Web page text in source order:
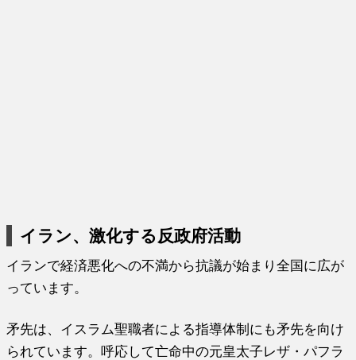
イラン、激化する反政府活動
イランで経済悪化への不満から抗議が始まり全国に広が
っています。
矛先は、イスラム聖職者による指導体制にも矛先を向け
られています。呼応して亡命中の元皇太子レザ・パフラ